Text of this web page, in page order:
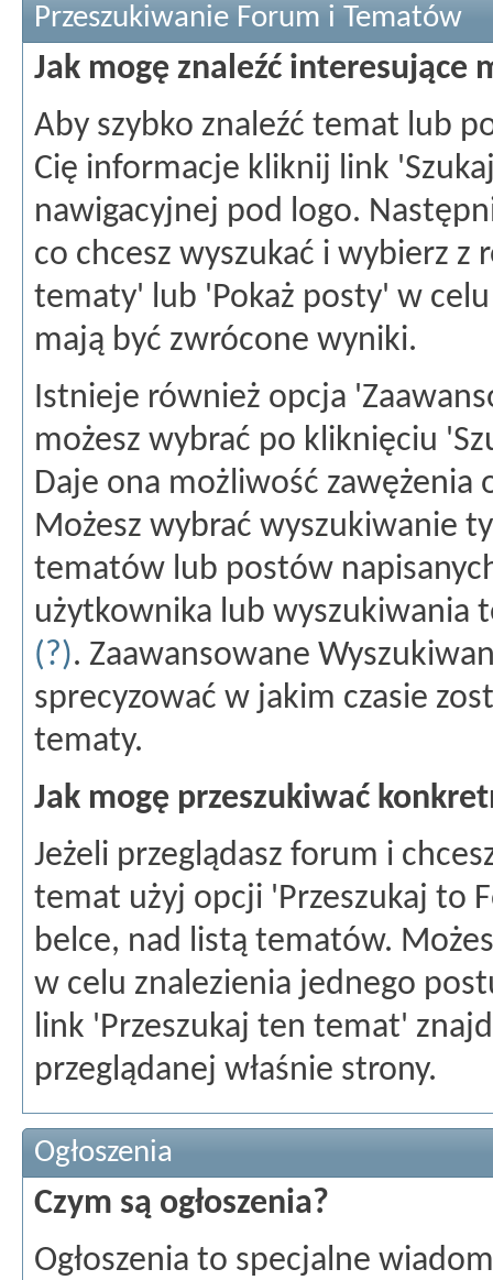
Przeszukiwanie Forum i Tematów
Jak mogę znaleźć
Aby szybko znaleźć temat lub
Cię informacje kliknij link
nawigacyjnej pod logo.
co chcesz wyszukać i wybierz z
tematy' lub 'Pokaż posty' w
mają być zwrócone wyniki.
Istnieje również opcja
możesz wybrać po kliknięciu
Daje ona możliwość zawężenia
Możesz wybrać wyszukiwanie
tematów lub postów
użytkownika lub wyszukiwania
(?). Zaawansowane
sprecyzować w jakim czasie
tematy.
Jak mogę przeszukiwać
Jeżeli przeglądasz forum i
temat użyj opcji 'Przeszukaj to
belce, nad listą tematów.
w celu znalezienia jednego
link 'Przeszukaj ten temat'
przeglądanej właśnie strony.
Ogłoszenia
Czym są ogłoszenia?
Ogłoszenia to specjalne